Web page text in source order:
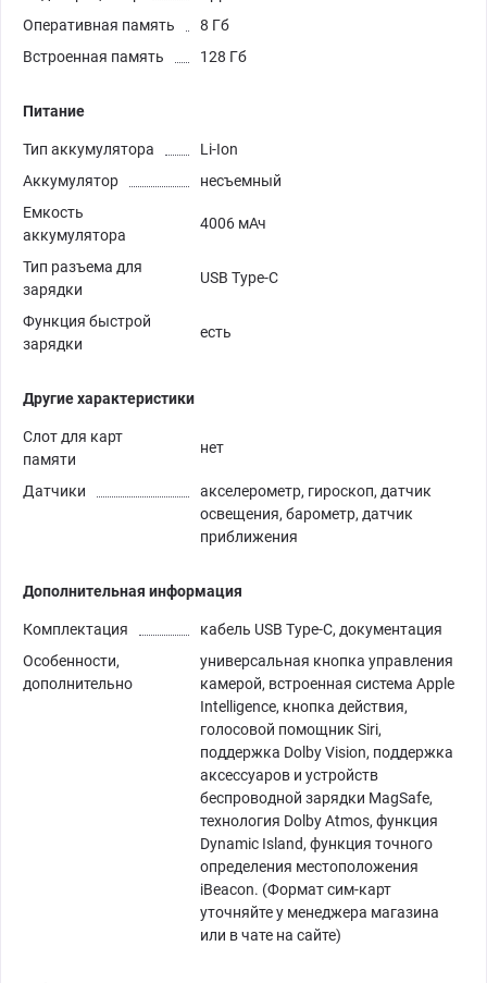
Оперативная память
8 Гб
Встроенная память
128 Гб
Питание
Тип аккумулятора
Li-Ion
Аккумулятор
несъемный
Емкость
аккумулятора
4006 мАч
Тип разъема для
зарядки
USB Type-C
Функция быстрой
зарядки
есть
Другие характеристики
Слот для карт
памяти
нет
Датчики
акселерометр, гироскоп, датчик
освещения, барометр, датчик
приближения
Дополнительная информация
Комплектация
кабель USB Type-C, документация
Особенности,
дополнительно
универсальная кнопка управления
камерой, встроенная система Apple
Intelligence, кнопка действия,
голосовой помощник Siri,
поддержка Dolby Vision, поддержка
аксессуаров и устройств
беспроводной зарядки MagSafe,
технология Dolby Atmos, функция
Dynamic Island, функция точного
определения местоположения
iBeacon. (Формат сим-карт
уточняйте у менеджера магазина
или в чате на сайте)